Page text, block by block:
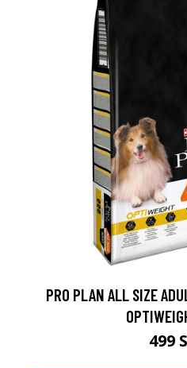
PRO PLAN ALL SIZE
499